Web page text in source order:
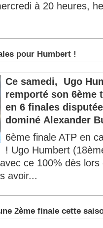
à 20 heures,
pour Humbert !
Ce samedi, Ugo
remporté son 6ème
en 6 finales
dominé Alexander
6ème finale ATP en
! Ugo Humbert
ce 100% dès
avoir...
2ème finale cette